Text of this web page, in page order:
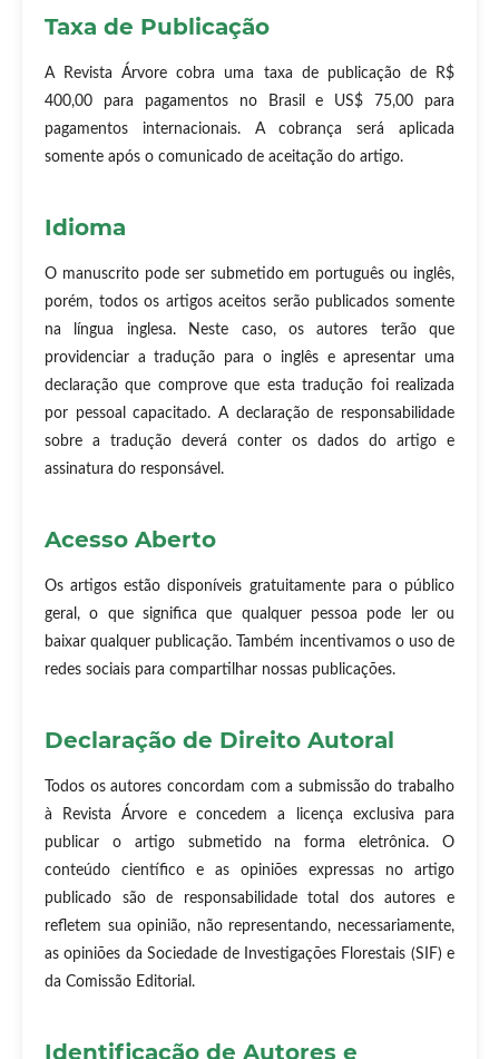
Taxa de Publicação
A Revista Árvore cobra uma taxa de publicação de R$
400,00 para pagamentos no Brasil e US$ 75,00 para
pagamentos internacionais. A cobrança será aplicada
somente após o comunicado de aceitação do artigo.
Idioma
O manuscrito pode ser submetido em português ou inglês,
porém, todos os artigos aceitos serão publicados somente
na língua inglesa. Neste caso, os autores terão que
providenciar a tradução para o inglês e apresentar uma
declaração que comprove que esta tradução foi realizada
por pessoal capacitado. A declaração de responsabilidade
sobre a tradução deverá conter os dados do artigo e
assinatura do responsável.
Acesso Aberto
Os artigos estão disponíveis gratuitamente para o público
geral, o que significa que qualquer pessoa pode ler ou
baixar qualquer publicação. Também incentivamos o uso de
redes sociais para compartilhar nossas publicações.
Declaração de Direito Autoral
Todos os autores concordam com a submissão do trabalho
à Revista Árvore e concedem a licença exclusiva para
publicar o artigo submetido na forma eletrônica. O
conteúdo científico e as opiniões expressas no artigo
publicado são de responsabilidade total dos autores e
refletem sua opinião, não representando, necessariamente,
as opiniões da Sociedade de Investigações Florestais (SIF) e
da Comissão Editorial.
Identificação de Autores e